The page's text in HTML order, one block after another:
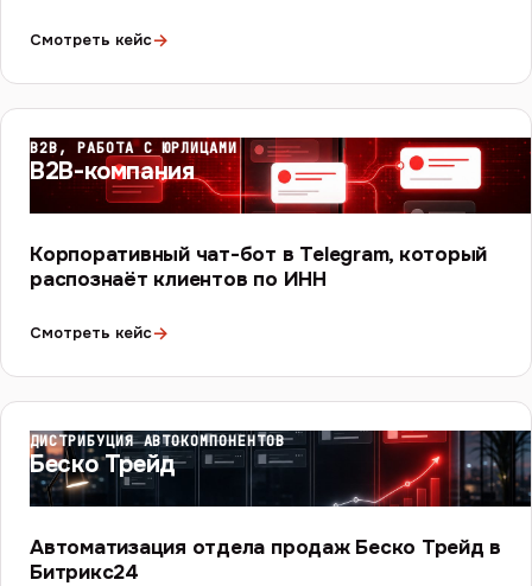
Смотреть кейс→
B2B, РАБОТА С ЮРЛИЦАМИ
B2B-компания
Корпоративный чат-бот в Telegram, который
распознаёт клиентов по ИНН
Смотреть кейс→
ДИСТРИБУЦИЯ АВТОКОМПОНЕНТОВ
Беско Трейд
Автоматизация отдела продаж Беско Трейд в
Битрикс24